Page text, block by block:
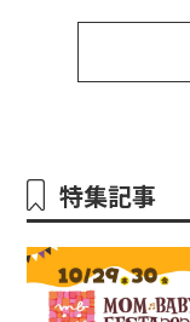
特集記事